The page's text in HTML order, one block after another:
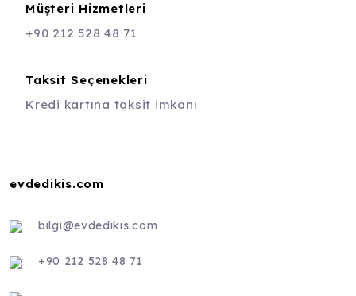
Müşteri Hizmetleri
+90 212 528 48 71
Taksit Seçenekleri
Kredi kartına taksit imkanı
evdedikis.com
bilgi@evdedikis.com
+90 212 528 48 71